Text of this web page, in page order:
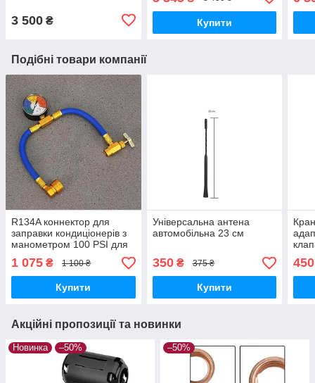
3 500 ₴ Купити
Подібні товари компанії
R134A коннектор для
заправки кондиціонерів з
манометром 100 PSI для
тестування M14 ACME
1 075 ₴ 1 100 ₴
Купити
Універсальна антена
автомобільна 23 см
350₴ 375 ₴
Купити
450
Акційні пропозиції та новинки
Новинка –50% –50%